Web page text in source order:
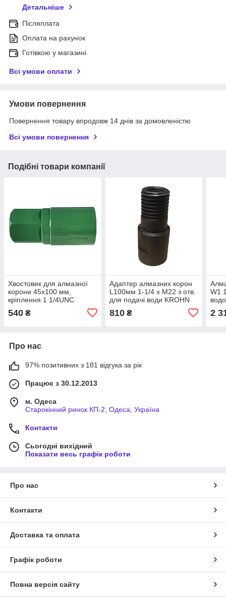
Детальніше
Післяплата
Оплата на рахунок
Готівкою у магазині
Всі умови оплати
Умови повернення
Повернення товару впродовж 14 днів за домовленістю
Всі умови повернення
Подібні товари компанії
Хвостовик для алмазної
корони 45х100 мм,
кріплення 1 1/4UNC
540 ₴
Адаптер алмазних корон
L100мм 1-1/4 x M22 з отв.
для подачі води KROHN
810₴
W1
2
Про нас
97% позитивних з 181 відгука за рік
Працює з 30.12.2013
м. Одеса
Старокінний ринок КП-2, Одеса, Україна
Контакти
Сьогодні вихідний
Показати весь графік роботи
Про нас
Контакти
Доставка та оплата
Графік роботи
Повна версія сайту